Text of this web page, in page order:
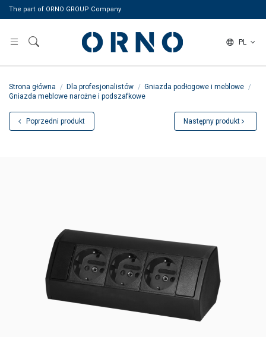
The part of ORNO GROUP Company
PL
Strona główna Dla profesjonalistów
Gniazda podłogowe i meblowe
Gniazda meblowe narożne i podszafkowe
Poprzedni produkt Następny produkt